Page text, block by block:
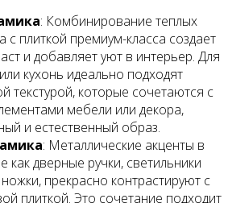
: Комбинирование теплых
с плиткой премиум-класса создает
и добавляет уют в интерьер. Для
кухонь идеально подходят
текстурой, которые сочетаются с
мебели или декора,
и естественный образ.
: Металлические акценты в
как дверные ручки, светильники
прекрасно контрастируют с
плиткой. Это сочетание подходит